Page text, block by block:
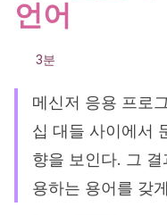
언어
3분
메신저 응용 프로
십 대들 사이에서
향을 보인다. 그
용하는 용어를 갖